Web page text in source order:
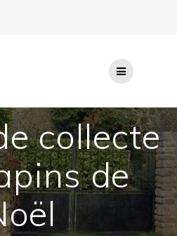
collecte
de